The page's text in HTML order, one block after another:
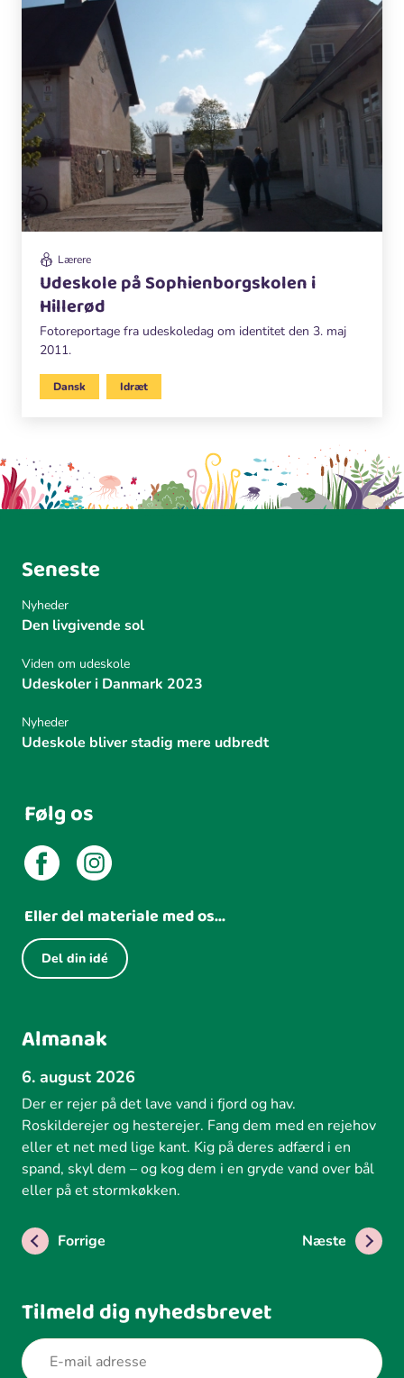
Lærere
Udeskole på Sophienborgskolen i
Hillerød
Fotoreportage fra udeskoledag om identitet den 3. maj
2011.
Dansk Idræt
Seneste
Nyheder
Den livgivende sol
Viden om udeskole
Udeskoler i Danmark 2023
Nyheder
Udeskole bliver stadig mere udbredt
Følg os
Eller del materiale med os...
Del din idé
Almanak
6. august 2026
Der er rejer på det lave vand i fjord og hav.
Roskilderejer og hesterejer. Fang dem med en rejehov
eller et net med lige kant. Kig på deres adfærd i en
spand, skyl dem – og kog dem i en gryde vand over bål
eller på et stormkøkken.
Forrige Næste
Tilmeld dig nyhedsbrevet